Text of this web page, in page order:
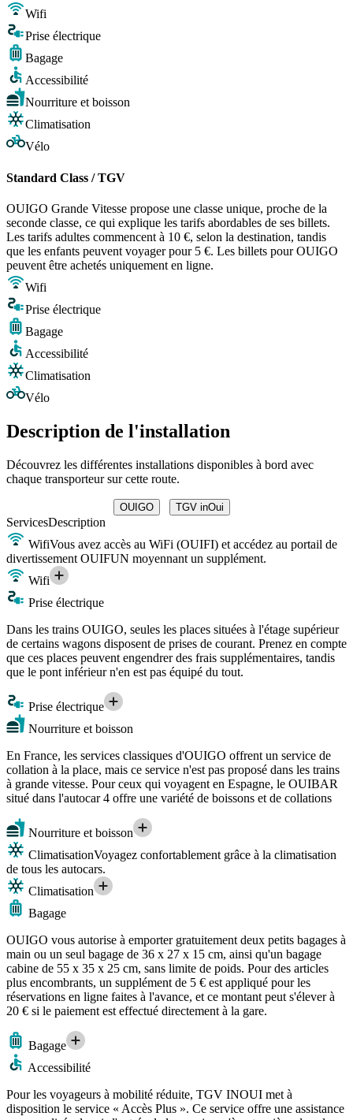
Wifi
Prise électrique
Bagage
Accessibilité
Nourriture et boisson
Climatisation
Vélo
Standard Class / TGV
OUIGO Grande Vitesse propose une classe unique, proche de la
seconde classe, ce qui explique les tarifs abordables de ses billets.
Les tarifs adultes commencent à 10 €, selon la destination, tandis
que les enfants peuvent voyager pour 5 €. Les billets pour OUIGO
peuvent être achetés uniquement en ligne.
Wifi
Prise électrique
Bagage
Accessibilité
Climatisation
Vélo
Description de l'installation
Découvrez les différentes installations disponibles à bord avec
chaque transporteur sur cette route.
OUIGO TGV inOui
ServicesDescription
WifiVous avez accès au WiFi (OUIFI) et accédez au portail de
divertissement OUIFUN moyennant un supplément.
Wifi
Prise électrique
Dans les trains OUIGO, seules les places situées à l'étage supérieur
de certains wagons disposent de prises de courant. Prenez en compte
que ces places peuvent engendrer des frais supplémentaires, tandis
que le pont inférieur n'en est pas équipé du tout.
Prise électrique
Nourriture et boisson
En France, les services classiques d'OUIGO offrent un service de
collation à la place, mais ce service n'est pas proposé dans les trains
à grande vitesse. Pour ceux qui voyagent en Espagne, le OUIBAR
situé dans l'autocar 4 offre une variété de boissons et de collations
Nourriture et boisson
ClimatisationVoyagez confortablement grâce à la climatisation
de tous les autocars.
Climatisation
Bagage
OUIGO vous autorise à emporter gratuitement deux petits bagages à
main ou un seul bagage de 36 x 27 x 15 cm, ainsi qu'un bagage
cabine de 55 x 35 x 25 cm, sans limite de poids. Pour des articles
plus encombrants, un supplément de 5 € est appliqué pour les
réservations en ligne faites à l'avance, et ce montant peut s'élever à
20 € si le paiement est effectué directement à la gare.
Bagage
Accessibilité
Pour les voyageurs à mobilité réduite, TGV INOUI met à
disposition le service « Accès Plus ». Ce service offre une assistance